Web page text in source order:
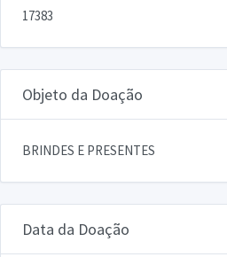
17383
Objeto da Doação
BRINDES E PRESENTES
Data da Doação